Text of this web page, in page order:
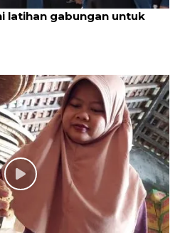
latihan gabungan untuk